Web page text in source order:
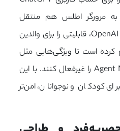
به مرورگر اطلس هم منتقل
OpenAI، قابلیتی را برای والدین
کرده است تا ویژگی‌هایی مثل
حافظه مرورگر و حالت Agent Mode را غیرفعال کنند. با این
کودکان و نوجوانان، امن‌تر